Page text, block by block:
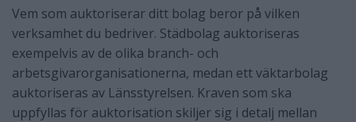
Vem som auktoriserar ditt bolag beror på vilken
verksamhet du bedriver. Städbolag auktoriseras
exempelvis av de olika branch- och
arbetsgivarorganisationerna, medan ett väktarbolag
auktoriseras av Länsstyrelsen. Kraven som ska
uppfyllas för auktorisation skiljer sig i detalj mellan